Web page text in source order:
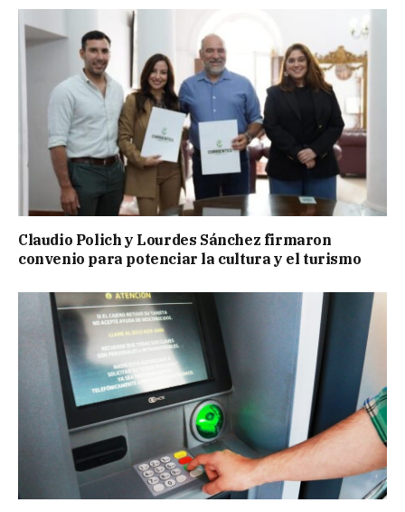
Claudio Polich y Lourdes Sánchez firmaron
convenio para potenciar la cultura y el turismo